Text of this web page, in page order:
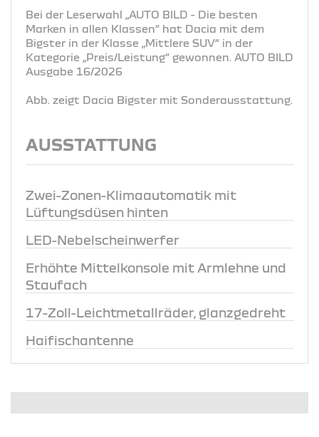
Bei der Leserwahl „AUTO BILD - Die besten
Marken in allen Klassen“ hat Dacia mit dem
Bigster in der Klasse „Mittlere SUV“ in der
Kategorie „Preis/Leistung“ gewonnen. AUTO BILD
Ausgabe 16/2026
Abb. zeigt Dacia Bigster mit Sonderausstattung.
AUSSTATTUNG
Zwei-Zonen-Klimaautomatik mit
Lüftungsdüsen hinten
LED-Nebelscheinwerfer
Erhöhte Mittelkonsole mit Armlehne und
Staufach
17-Zoll-Leichtmetallräder, glanzgedreht
Haifischantenne